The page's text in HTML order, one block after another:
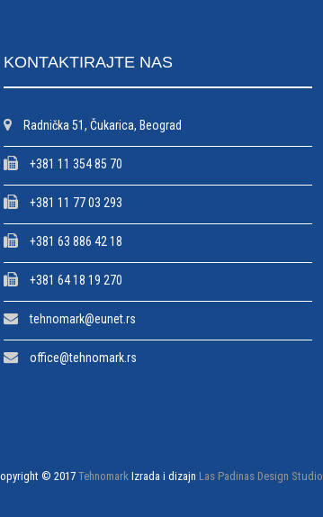
KONTAKTIRAJTE NAS
Radnička 51, Čukarica, Beograd
+381 11 354 85 70
+381 11 77 03 293
+381 63 886 42 18
+381 64 18 19 270
tehnomark@eunet.rs
office@tehnomark.rs
© 2017 TehnomarkIzrada i dizajn Las Padinas Design Studio